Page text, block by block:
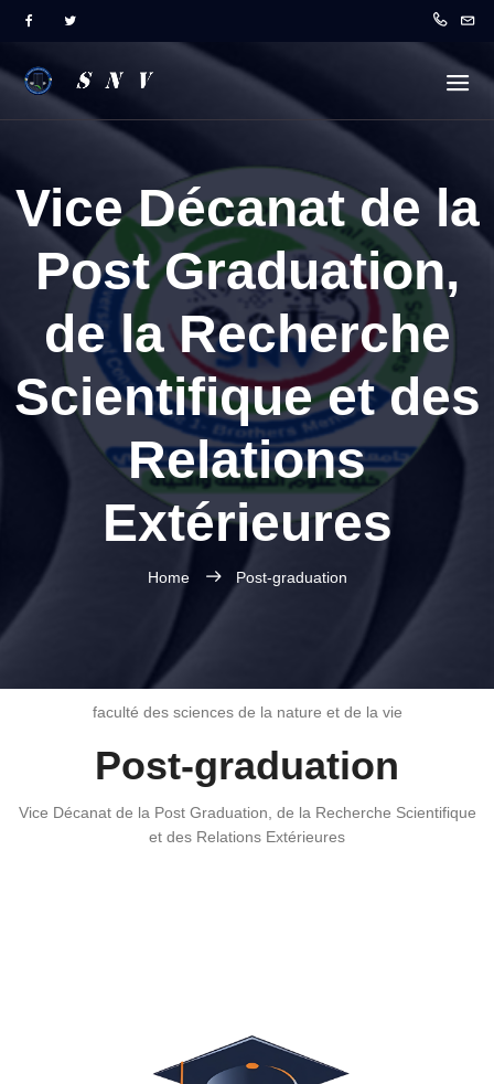
Vice Décanat de la
Post Graduation,
de la Recherche
Scientifique et des
Relations
Extérieures
Home Post-graduation
faculté des sciences de la nature et de la vie
Post-graduation
Vice Décanat de la Post Graduation, de la Recherche Scientifique
et des Relations Extérieures